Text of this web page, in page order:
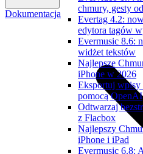
chmury, gesty
Evertag 4.2:
edytora tagów
Evermusic 8.6:
widżet tekstów
Najlepsze
iPhone w 2026
Eksportuj
pomocą OpenAI
Odtwarzaj
z Flacbox
Najlepszy
iPhone i iPad
Evermusic 6.8:
Dokumentacja